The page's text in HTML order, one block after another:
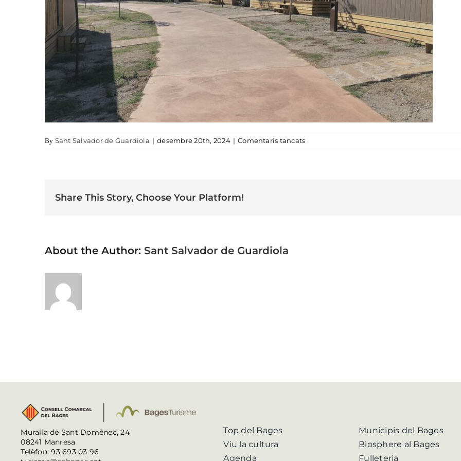
By Sant Salvador de Guardiola | desembre 20th, 2024 | Comentaris tancatsa Càmping Montserrat
Share This Story, Choose Your Platform!
About the Author: Sant Salvador de Guardiola
Muralla de Sant Domènec, 24
08241 Manresa
Telèfon: 93 693 03 96
Top del Bages
Viu la cultura
Agenda
Municipis del Bages
Biosphere al Bages
Fulleteria